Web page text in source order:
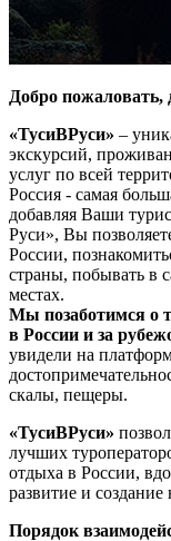
Добро пожаловать,
«ТусиВРуси» –
экскурсий,
услуг по всей
Россия - самая
добавляя Ваши
Руси», Вы
России,
страны, побывать в
местах.
Мы позаботимся о
в России и за
увидели на
скалы, пещеры.
«ТусиВРуси»
лучших
отдыха в России,
развитие и
Порядок